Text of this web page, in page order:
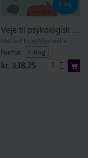
E-Bog
Veje til psykologisk tryghed E-bog
Mette Ploug Meineche
Format:
E-Bog
kr. 338,25